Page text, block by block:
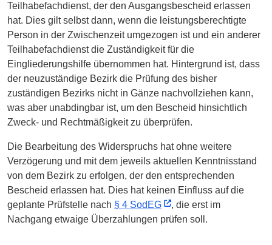
Teilhabefachdienst, der den Ausgangsbescheid erlassen
hat. Dies gilt selbst dann, wenn die leistungsberechtigte
Person in der Zwischenzeit umgezogen ist und ein anderer
Teilhabefachdienst die Zuständigkeit für die
Eingliederungshilfe übernommen hat. Hintergrund ist, dass
der neuzuständige Bezirk die Prüfung des bisher
zuständigen Bezirks nicht in Gänze nachvollziehen kann,
was aber unabdingbar ist, um den Bescheid hinsichtlich
Zweck- und Rechtmäßigkeit zu überprüfen.
Die Bearbeitung des Widerspruchs hat ohne weitere
Verzögerung und mit dem jeweils aktuellen Kenntnisstand
von dem Bezirk zu erfolgen, der den entsprechenden
Bescheid erlassen hat. Dies hat keinen Einfluss auf die
geplante Prüfstelle nach § 4 SodEG
, die erst im
Nachgang etwaige Überzahlungen prüfen soll.